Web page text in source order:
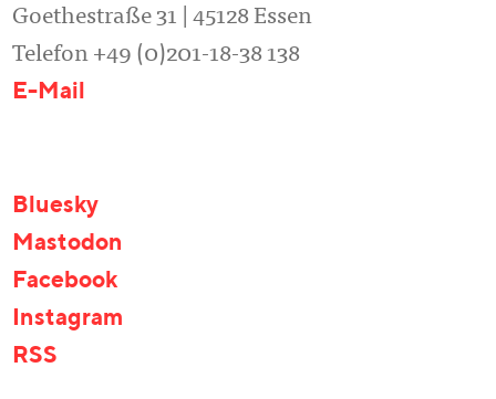
Goethestraße 31 | 45128 Essen
Telefon +49 (0)201-18-38 138
E-Mail
Bluesky
Mastodon
Facebook
Instagram
RSS